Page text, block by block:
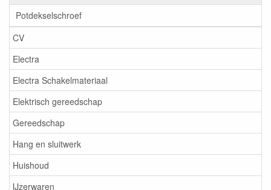
Potdekselschroef
CV
Electra
Electra Schakelmateriaal
Elektrisch gereedschap
Gereedschap
Hang en sluitwerk
Huishoud
IJzerwaren